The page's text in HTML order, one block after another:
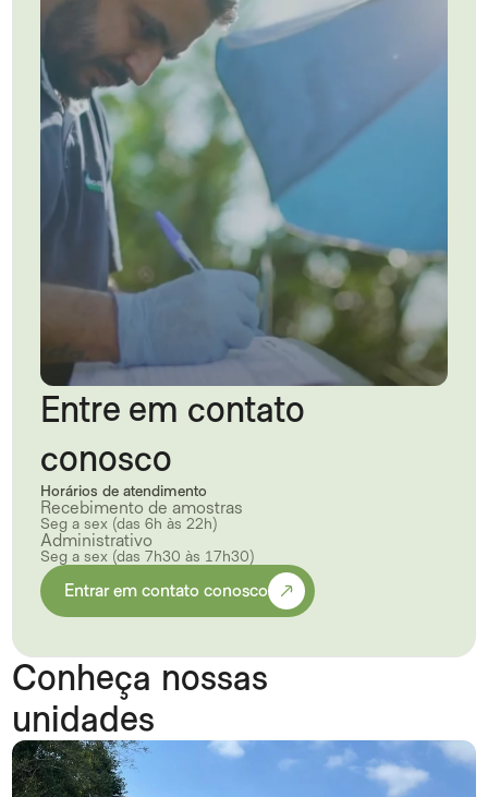
Entre em contato
conosco
Horários de atendimento
Recebimento de amostras
Seg a sex (das 6h às 22h)
Administrativo
Seg a sex (das 7h30 às 17h30)
Entrar em contato conosco
Conheça nossas
unidades